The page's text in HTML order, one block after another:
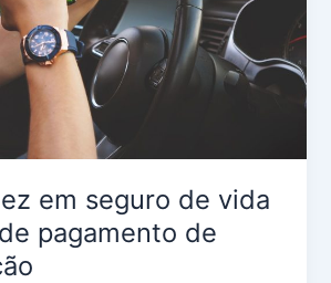
em seguro de vida
pagamento de